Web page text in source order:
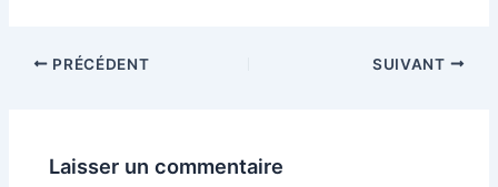
PRÉCÉDENT SUIVANT
Laisser un commentaire